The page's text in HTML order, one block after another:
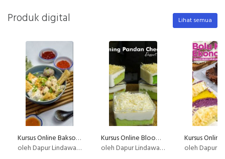
Produk digital Lihat semua
Kursus Online Bakso Malang Dapur Lindawaty PU
oleh Dapur Lindawaty
Kursus Online Blooming Pandan Cheezy Deesert Box Dapur Lindawaty PU
oleh Dapur Lindawaty
oleh Dapur